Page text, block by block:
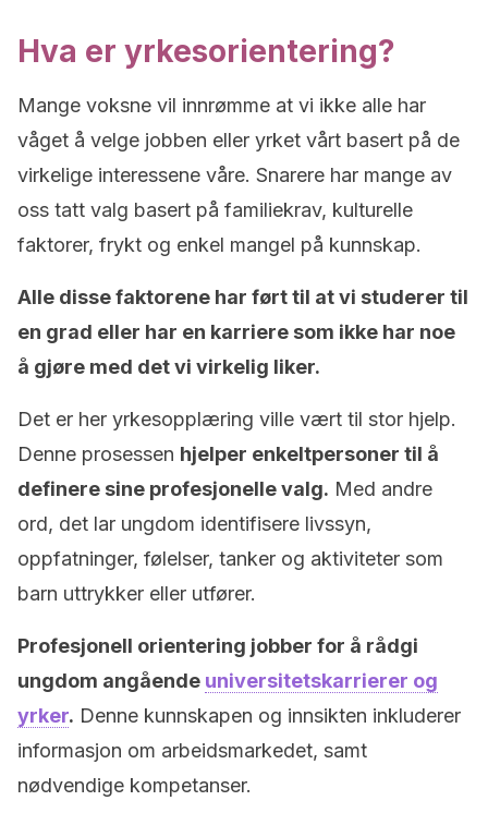
Hva er yrkesorientering?
Mange voksne vil innrømme at vi ikke alle har
våget å velge jobben eller yrket vårt basert på de
virkelige interessene våre. Snarere har mange av
oss tatt valg basert på familiekrav, kulturelle
faktorer, frykt og enkel mangel på kunnskap.
Alle disse faktorene har ført til at vi studerer til
en grad eller har en karriere som ikke har noe
å gjøre med det vi virkelig liker.
Det er her yrkesopplæring ville vært til stor hjelp.
Denne prosessen hjelper enkeltpersoner til å
definere sine profesjonelle valg. Med andre
ord, det lar ungdom identifisere livssyn,
oppfatninger, følelser, tanker og aktiviteter som
barn uttrykker eller utfører.
Profesjonell orientering jobber for å rådgi
ungdom angående universitetskarrierer og
yrker. Denne kunnskapen og innsikten inkluderer
informasjon om arbeidsmarkedet, samt
nødvendige kompetanser.